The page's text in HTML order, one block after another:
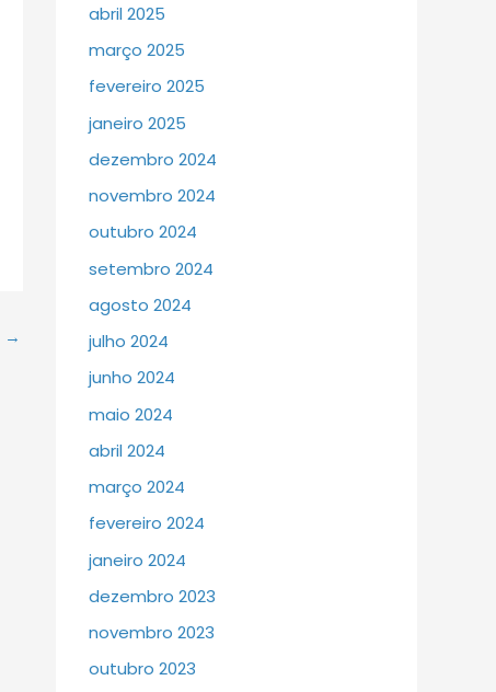
→
abril 2025
março 2025
fevereiro 2025
janeiro 2025
dezembro 2024
novembro 2024
outubro 2024
setembro 2024
agosto 2024
julho 2024
junho 2024
maio 2024
abril 2024
março 2024
fevereiro 2024
janeiro 2024
dezembro 2023
novembro 2023
outubro 2023